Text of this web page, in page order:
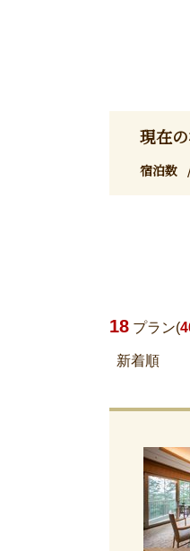
現在
宿泊数
18 プラン(
新着順